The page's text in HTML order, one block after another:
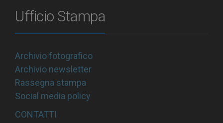
Ufficio Stampa
Archivio fotografico
Archivio newsletter
Rassegna stampa
Social media policy
CONTATTI